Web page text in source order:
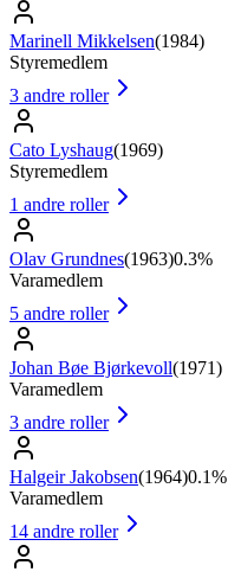
Marinell Mikkelsen(1984)
Styremedlem
3 andre roller
Cato Lyshaug(1969)
Styremedlem
1 andre roller
Olav Grundnes(1963)0.3%
Varamedlem
5 andre roller
Johan Bøe Bjørkevoll(1971)
Varamedlem
3 andre roller
Halgeir Jakobsen(1964)0.1%
Varamedlem
14 andre roller